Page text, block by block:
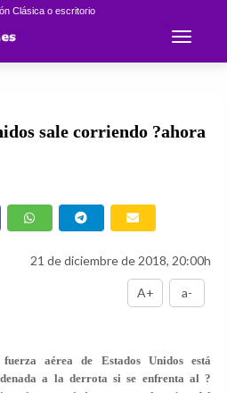
Clásica o escritorio
Toggle
sale corriendo ?ahora
21 de diciembre de 2018, 20:00h
A+ a-
aérea de Estados Unidos está
a la derrota si se enfrenta al ?